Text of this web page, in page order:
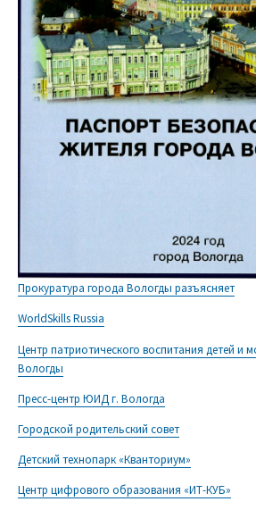
Прокуратура города Вологды разъясняет
WorldSkills Russia
Центр патриотического воспитания детей и
Вологды
Пресс-центр ЮИД г. Вологда
Городской родительский совет
Детский технопарк «Кванториум»
Центр цифрового образования «ИТ-КУБ»